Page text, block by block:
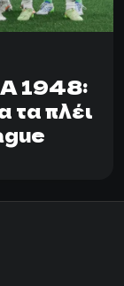
1948:
τα πλέι